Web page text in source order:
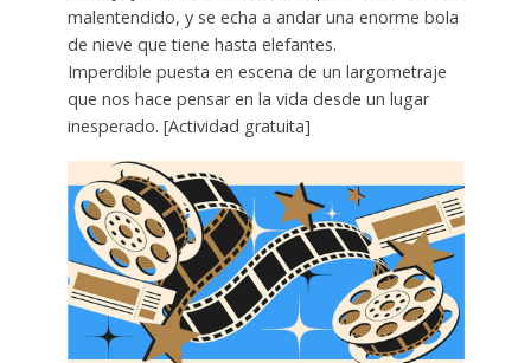
malentendido, y se echa a andar una enorme bola
de nieve que tiene hasta elefantes.
Imperdible puesta en escena de un largometraje
que nos hace pensar en la vida desde un lugar
inesperado. [Actividad gratuita]